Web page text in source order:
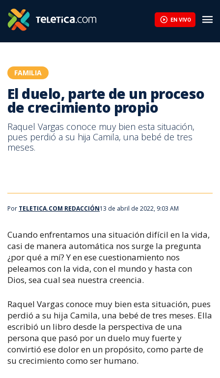
EN VIVO
FAMILIA
El duelo, parte de un proceso
de crecimiento propio
Raquel Vargas conoce muy bien esta situación,
pues perdió a su hija Camila, una bebé de tres
meses.
Por TELETICA.COM REDACCIÓN13 de abril de 2022, 9:03 AM
Cuando enfrentamos una situación difícil en la vida,
casi de manera automática nos surge la pregunta
¿por qué a mí? Y en ese cuestionamiento nos
peleamos con la vida, con el mundo y hasta con
Dios, sea cual sea nuestra creencia.
Raquel Vargas conoce muy bien esta situación, pues
perdió a su hija Camila, una bebé de tres meses. Ella
escribió un libro desde la perspectiva de una
persona que pasó por un duelo muy fuerte y
convirtió ese dolor en un propósito, como parte de
su crecimiento como ser humano.